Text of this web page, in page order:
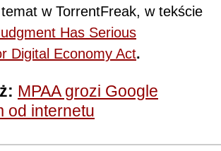
w TorrentFreak, w tekście
Has Serious
Digital Economy Act.
: MPAA grozi Google
od internetu